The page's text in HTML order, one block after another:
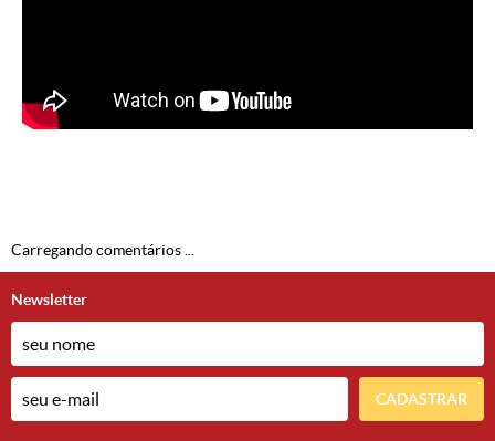
Carregando comentários ...
Newsletter
CADASTRAR